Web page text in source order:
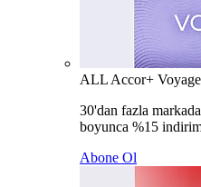
ALL Accor+
30'dan fazla
boyunca %15
Abone Ol